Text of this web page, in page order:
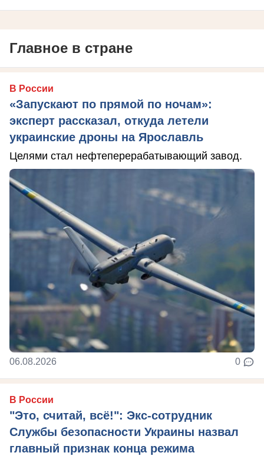
Главное в стране
В России
«Запускают по прямой по ночам»:
эксперт рассказал, откуда летели
украинские дроны на Ярославль
Целями стал нефтеперерабатывающий завод.
06.08.2026 0
В России
"Это, считай, всё!": Экс-сотрудник
Службы безопасности Украины назвал
главный признак конца режима